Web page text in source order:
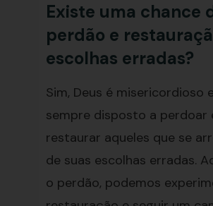
Existe uma chance
perdão e
escolhas erradas?
Sim, Deus é misericordioso
sempre disposto a perdoar
restaurar aqueles que se
de suas escolhas erradas.
o perdão, podemos